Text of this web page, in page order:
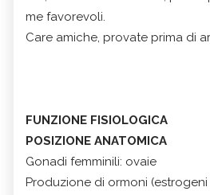
me favorevoli.
Care amiche, provate prima di
FUNZIONE FISIOLOGICA
POSIZIONE ANATOMICA
Gonadi femminili: ovaie
Produzione di ormoni